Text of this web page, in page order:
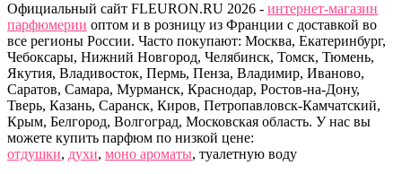
Официальный сайт FLEURON.RU 2026 - интернет-магазин
парфюмерии оптом и в розницу из Франции с доставкой во
все регионы России. Часто покупают: Москва, Екатеринбург,
Чебоксары, Нижний Новгород, Челябинск, Томск, Тюмень,
Якутия, Владивосток, Пермь, Пенза, Владимир, Иваново,
Саратов, Самара, Мурманск, Краснодар, Ростов-на-Дону,
Тверь, Казань, Саранск, Киров, Петропавловск-Камчатский,
Крым, Белгород, Волгоград, Московская область. У нас вы
можете купить парфюм по низкой цене:
отдушки, духи, моно ароматы, туалетную воду